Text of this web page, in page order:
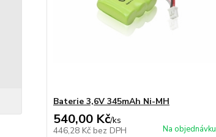
Baterie 3,6V 345mAh Ni-MH
540,00 Kč/ks
446,28 Kč bez DPH Na objednávku